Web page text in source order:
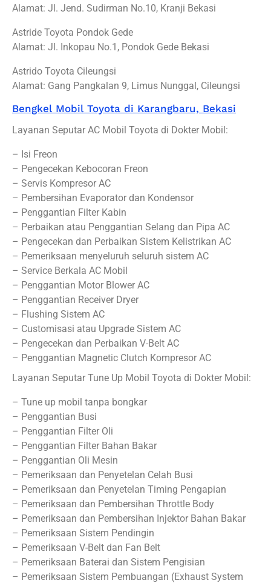
Alamat: Jl. Jend. Sudirman No.10, Kranji Bekasi
Astride Toyota Pondok Gede
Alamat: Jl. Inkopau No.1, Pondok Gede Bekasi
Astrido Toyota Cileungsi
Alamat: Gang Pangkalan 9, Limus Nunggal, Cileungsi
Bengkel Mobil Toyota di Karangbaru, Bekasi
Layanan Seputar AC Mobil Toyota di Dokter Mobil:
– Isi Freon
– Pengecekan Kebocoran Freon
– Servis Kompresor AC
– Pembersihan Evaporator dan Kondensor
– Penggantian Filter Kabin
– Perbaikan atau Penggantian Selang dan Pipa AC
– Pengecekan dan Perbaikan Sistem Kelistrikan AC
– Pemeriksaan menyeluruh seluruh sistem AC
– Service Berkala AC Mobil
– Penggantian Motor Blower AC
– Penggantian Receiver Dryer
– Flushing Sistem AC
– Customisasi atau Upgrade Sistem AC
– Pengecekan dan Perbaikan V-Belt AC
– Penggantian Magnetic Clutch Kompresor AC
Layanan Seputar Tune Up Mobil Toyota di Dokter Mobil:
– Tune up mobil tanpa bongkar
– Penggantian Busi
– Penggantian Filter Oli
– Penggantian Filter Bahan Bakar
– Penggantian Oli Mesin
– Pemeriksaan dan Penyetelan Celah Busi
– Pemeriksaan dan Penyetelan Timing Pengapian
– Pemeriksaan dan Pembersihan Throttle Body
– Pemeriksaan dan Pembersihan Injektor Bahan Bakar
– Pemeriksaan Sistem Pendingin
– Pemeriksaan V-Belt dan Fan Belt
– Pemeriksaan Baterai dan Sistem Pengisian
– Pemeriksaan Sistem Pembuangan (Exhaust System